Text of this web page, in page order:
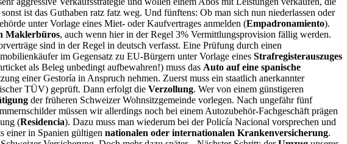
ist das Guthaben ratz fatz weg. Und fünftens: Ob man sich nun niederlassen oder
unter Vorlage eines Miet- oder Kaufvertrages anmelden (Empadronamiento).
Maklerbüros, auch wenn hier in der Regel 3% Vermittlungsprovision fällig werden.
sind in der Regel in deutsch verfasst. Eine Prüfung durch einen
im Gegensatz zu EU-Bürgern unter Vorlage eines Strafregisterauszuges
als Beleg unbedingt aufbewahren!) muss das Auto auf eine spanische
einer Gestoría in Anspruch nehmen. Zuerst muss ein staatlich anerkannter
TÜV) geprüft. Dann erfolgt die Verzollung. Wer von einem günstigeren
der früheren Schweizer Wohnsitzgemeinde vorlegen. Nach ungefähr fünf
müssen wir allerdings noch bei einem Autozubehör-Fachgeschäft prägen
(Residencia). Dazu muss man wiederum bei der Policía Nacional vorsprechen und
einer in Spanien gültigen nationalen oder internationalen Krankenversicherung.